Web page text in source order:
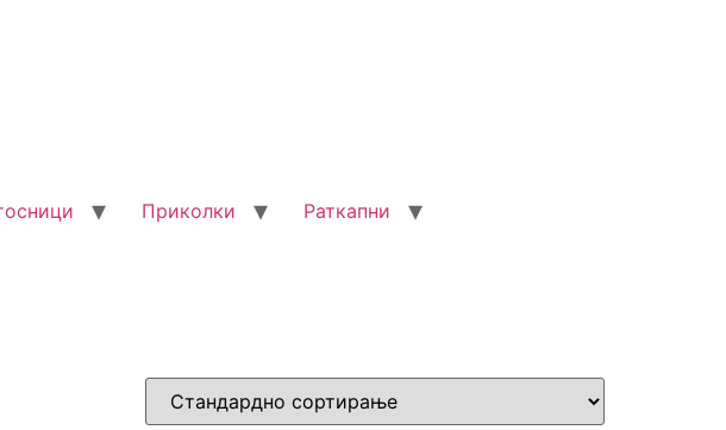
Приколки Раткапни